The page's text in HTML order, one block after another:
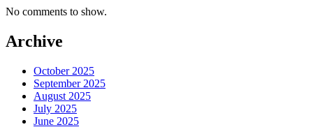
No comments to show.
Archive
October 2025
September 2025
August 2025
July 2025
June 2025